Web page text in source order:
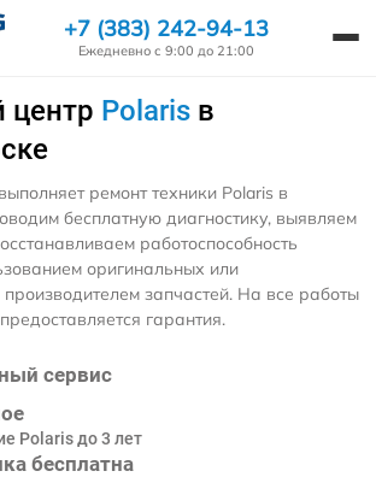
+7 (383) 242-94-13
Ежедневно с 9:00 до 21:00
центр Polaris в
ремонт техники Polaris в
бесплатную диагностику, выявляем
работоспособность
оригинальных или
запчастей. На все работы
гарантия.
сервис
Polaris до 3 лет
бесплатна